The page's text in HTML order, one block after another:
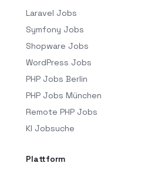
Laravel Jobs
Symfony Jobs
Shopware Jobs
WordPress Jobs
PHP Jobs Berlin
PHP Jobs München
Remote PHP Jobs
KI Jobsuche
Plattform